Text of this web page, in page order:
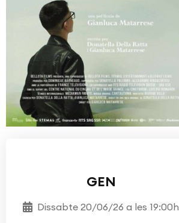
GEN
Dissabte 20/06/26 a les 19:00h